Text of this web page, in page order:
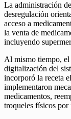
La administración de
desregulación
acceso a
la venta de
incluyendo
Al mismo tiempo,
digitalización del
incorporó la receta
implementaron
medicamentos,
troqueles físicos por